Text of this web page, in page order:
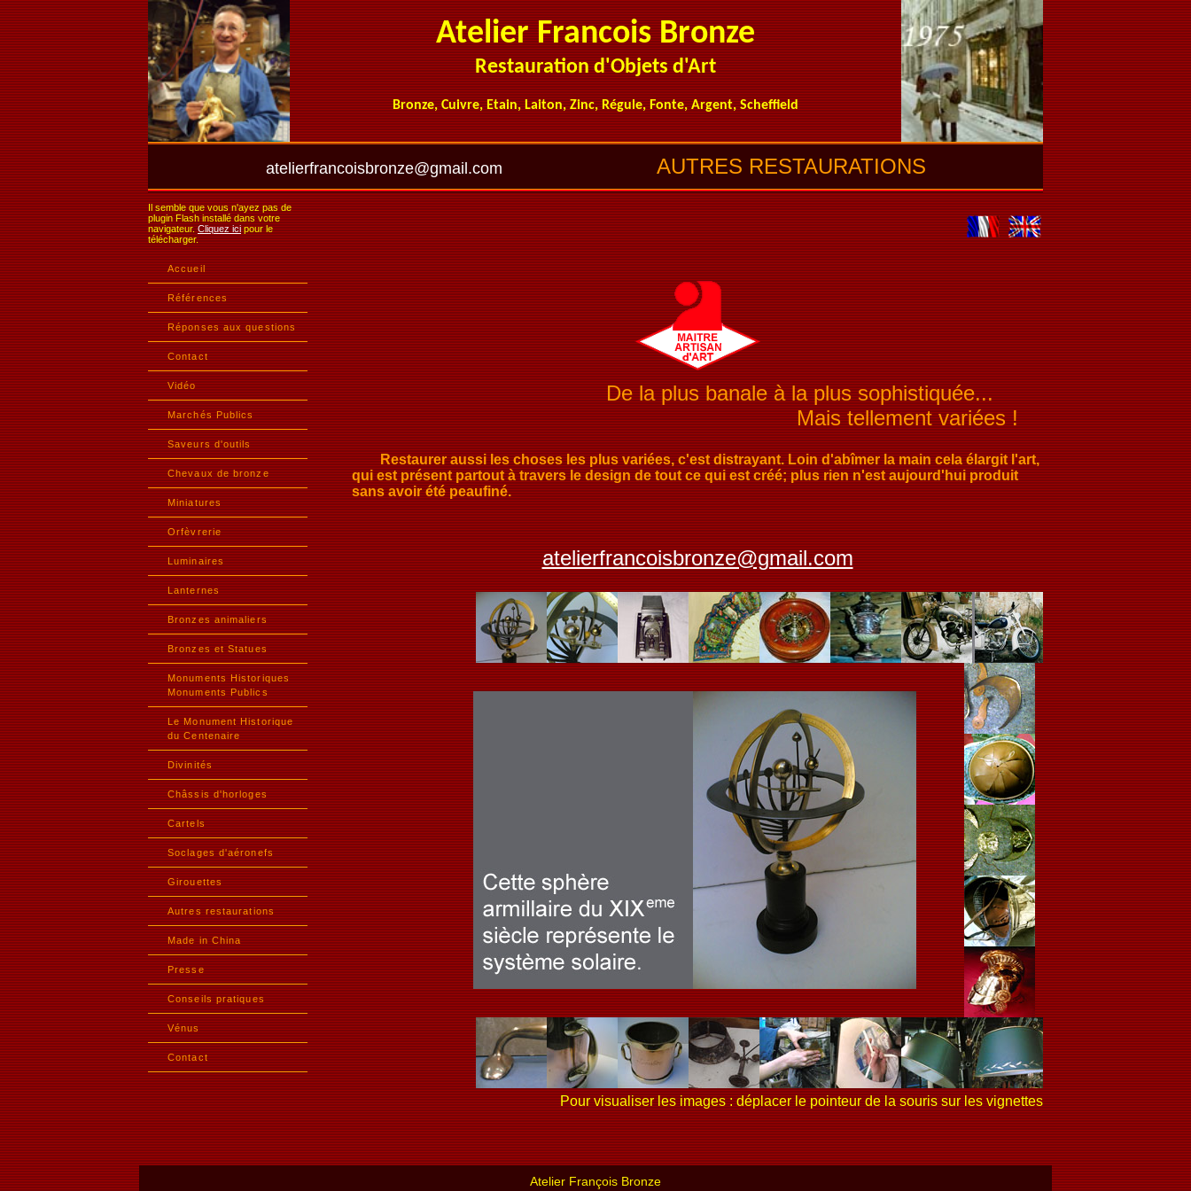
Atelier Francois Bronze
Restauration d'Objets d'Art
Bronze, Cuivre, Etain, Laiton, Zinc, Régule, Fonte, Argent, Scheffield
atelierfrancoisbronze@gmail.com AUTRES RESTAURATIONS
Il semble que vous n'ayez pas de
plugin Flash installé dans votre
navigateur.Cliquez icipour le
télécharger.
Accueil
Références
Réponses aux questions
Contact
Vidéo
Marchés Publics
Saveurs d'outils
Chevaux de bronze
Miniatures
Orfèvrerie
Luminaires
Lanternes
Bronzes animaliers
Bronzes et Statues
Monuments Historiques
Monuments Publics
Le Monument Historique
du Centenaire
Divinités
Châssis d'horloges
Cartels
Soclages d'aéronefs
Girouettes
Autres restaurations
Made in China
Presse
Conseils pratiques
Vénus
Contact
De la plus banale à la plus sophistiquée...
Mais tellement variées !
Restaurer aussi les choses les plus variées, c'est distrayant. Loin d'abîmer la main cela élargit l'art,
qui est présent partout à travers le design de tout ce qui est créé; plus rien n'est aujourd'hui produit
sans avoir été peaufiné.
atelierfrancoisbronze@gmail.com
Pour visualiser les images : déplacer le pointeur de la souris sur les vignettes
Atelier François Bronze